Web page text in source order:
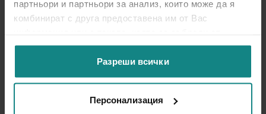
партньори и партньори за анализ, които може да я
комбинират с друга предоставена им от Вас
ползването от Ваша страна на услугите им.
Разреши всички
Персонализация